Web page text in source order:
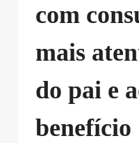
com
mais
do pai e
benefício